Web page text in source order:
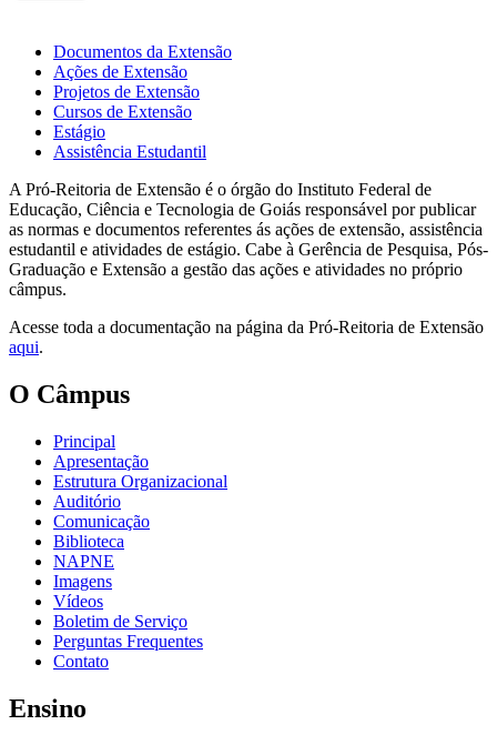
Documentos da Extensão
Ações de Extensão
Projetos de Extensão
Cursos de Extensão
Estágio
Assistência Estudantil
A Pró-Reitoria de Extensão é o órgão do Instituto Federal de
Educação, Ciência e Tecnologia de Goiás responsável por publicar
as normas e documentos referentes ás ações de extensão, assistência
estudantil e atividades de estágio. Cabe à Gerência de Pesquisa, Pós-
Graduação e Extensão a gestão das ações e atividades no próprio
câmpus.
Acesse toda a documentação na página da Pró-Reitoria de Extensão
aqui.
O Câmpus
Principal
Apresentação
Estrutura Organizacional
Auditório
Comunicação
Biblioteca
NAPNE
Imagens
Vídeos
Boletim de Serviço
Perguntas Frequentes
Contato
Ensino